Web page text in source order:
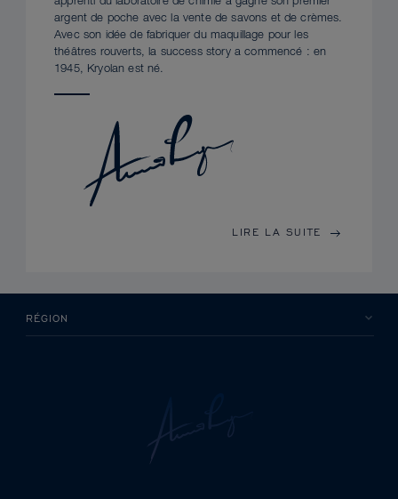
argent de poche avec la vente de savons et de crèmes.
Avec son idée de fabriquer du maquillage pour les
théâtres rouverts, la success story a commencé : en
1945, Kryolan est né.
LIRE LA SUITE
RÉGION